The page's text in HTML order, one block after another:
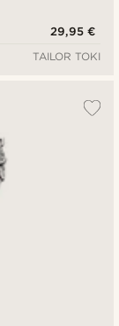
29,95 €
TAILOR TOKI